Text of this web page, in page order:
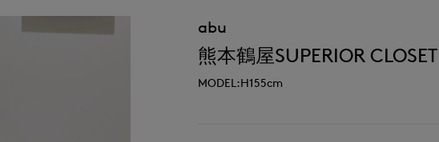
abu
熊本鶴屋SUPERIOR CLOSET
MODEL:H155cm